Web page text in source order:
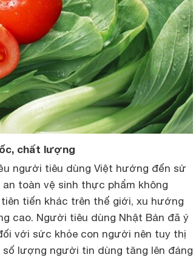
chất lượng
người tiêu dùng Việt hướng đến sử
toàn vệ sinh thực phẩm không
tiến khác trên thế giới, xu hướng
cao. Người tiêu dùng Nhật Bản đã ý
với sức khỏe con người nên tuy thị
lượng người tin dùng tăng lên đáng